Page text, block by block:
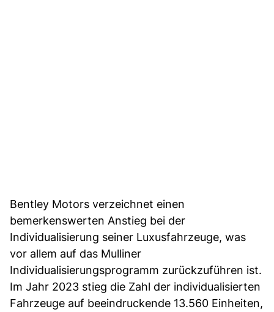
Bentley Motors verzeichnet einen
bemerkenswerten Anstieg bei der
Individualisierung seiner Luxusfahrzeuge, was
vor allem auf das Mulliner
Individualisierungsprogramm zurückzuführen ist.
Im Jahr 2023 stieg die Zahl der individualisierten
Fahrzeuge auf beeindruckende 13.560 Einheiten,